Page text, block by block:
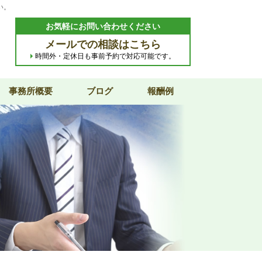
お気軽にお問い合わせください
メールでの相談はこちら
時間外・定休日も事前予約で対応可能です。
事務所概要 ブログ 報酬例